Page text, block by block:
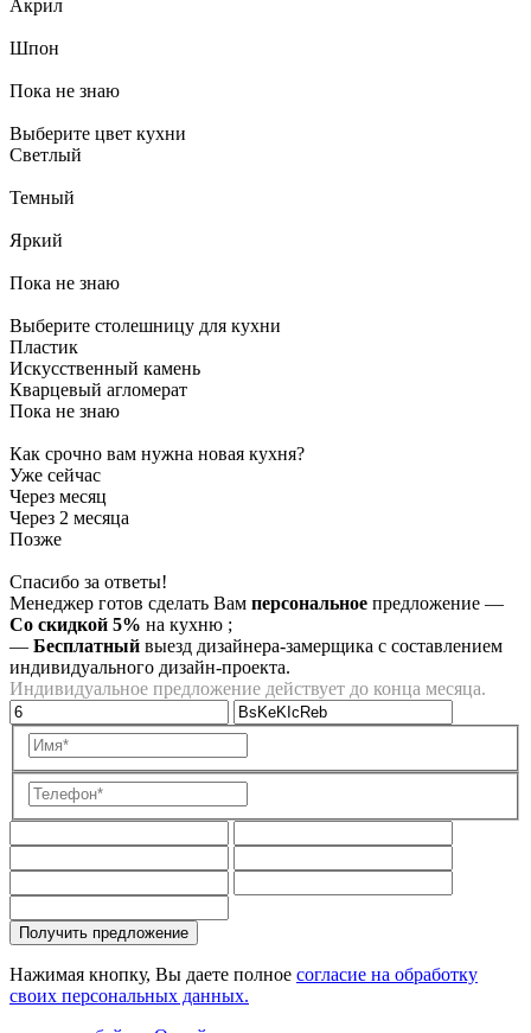
Акрил
Шпон
Пока не знаю
Выберите цвет кухни
Светлый
Темный
Яркий
Пока не знаю
Выберите столешницу для кухни
Пластик
Искусственный камень
Кварцевый агломерат
Пока не знаю
Как срочно вам нужна новая кухня?
Уже сейчас
Через месяц
Через 2 месяца
Позже
Спасибо за ответы!
Менеджер готов сделать Вам персональное предложение —
Со скидкой 5% на кухню ;
— Бесплатный выезд дизайнера-замерщика с составлением
индивидуального дизайн-проекта.
Индивидуальное предложение действует до конца месяца.
Получить предложение
Нажимая кнопку, Вы даете полное согласие на обработку
своих персональных данных.